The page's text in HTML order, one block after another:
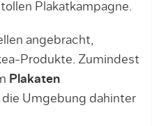
Plakatkampagne.
angebracht,
Produkte. Zumindest
Plakaten
Umgebung dahinter